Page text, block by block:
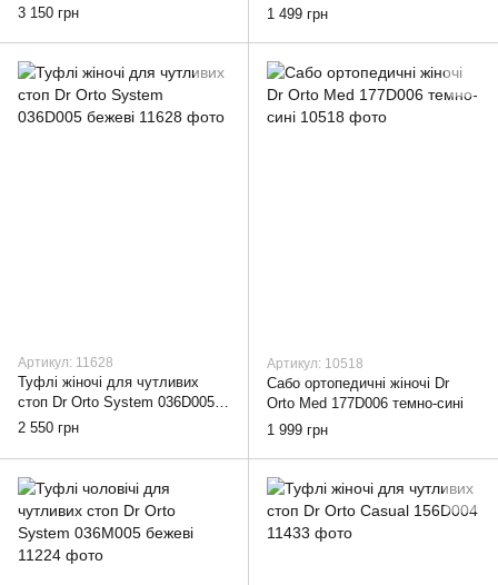
163M002, 42
3 150 грн
сині, 42
1 499 грн
Артикул: 11628
Туфлі жіночі для чутливих
стоп Dr Orto System 036D005
бежеві, 38
2 550 грн
Артикул: 10518
Сабо ортопедичні жіночі Dr
Orto Med 177D006 темно-сині
1 999 грн